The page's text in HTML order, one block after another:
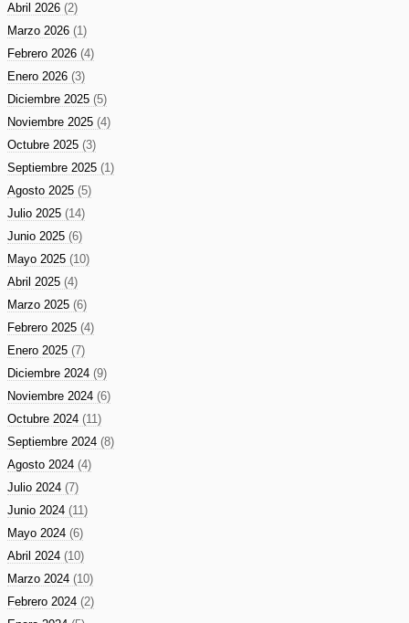
Abril 2026 (2)
Marzo 2026 (1)
Febrero 2026 (4)
Enero 2026 (3)
Diciembre 2025 (5)
Noviembre 2025 (4)
Octubre 2025 (3)
Septiembre 2025 (1)
Agosto 2025 (5)
Julio 2025 (14)
Junio 2025 (6)
Mayo 2025 (10)
Abril 2025 (4)
Marzo 2025 (6)
Febrero 2025 (4)
Enero 2025 (7)
Diciembre 2024 (9)
Noviembre 2024 (6)
Octubre 2024 (11)
Septiembre 2024 (8)
Agosto 2024 (4)
Julio 2024 (7)
Junio 2024 (11)
Mayo 2024 (6)
Abril 2024 (10)
Marzo 2024 (10)
Febrero 2024 (2)